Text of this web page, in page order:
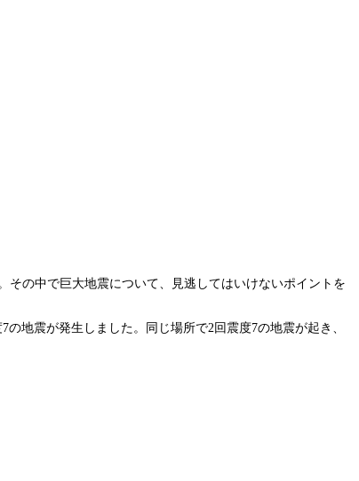
その中で巨大地震について、見逃してはいけないポイントを
地震が発生しました。同じ場所で2回震度7の地震が起き、